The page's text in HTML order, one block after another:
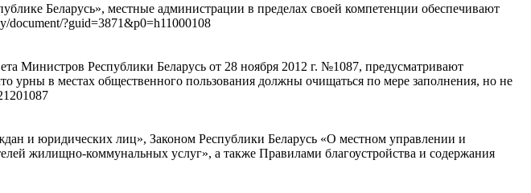
Беларусь», местные администрации в пределах своей компетенции обеспечивают
document/?guid=3871&p0=h11000108
Министров Республики Беларусь от 28 ноября 2012 г. №1087, предусматривают
урны в местах общественного пользования должны очищаться по мере заполнения, но не
и юридических лиц», Законом Республики Беларусь «О местном управлении и
жилищно-коммунальных услуг», а также Правилами благоустройства и содержания